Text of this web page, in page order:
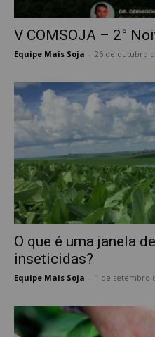
V COMSOJA – 2°
Equipe Mais Soja 26 de outubro
O que é uma janela
inseticidas?
Equipe Mais Soja 1 de setembro